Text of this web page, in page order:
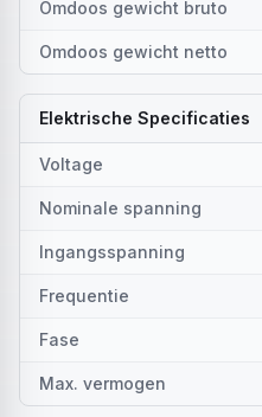
Omdoos gewicht bruto
Omdoos gewicht netto
Elektrische Specificaties
Voltage
Nominale spanning
Ingangsspanning
Frequentie
Fase
Max. vermogen